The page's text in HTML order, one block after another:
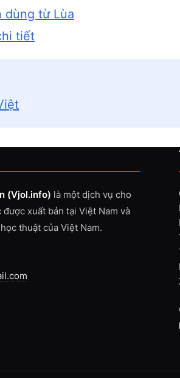
dùng từ Lùa
tiết
(Vjol.info) là một dịch vụ cho
xuất bản tại Việt Nam và
thuật của Việt Nam.